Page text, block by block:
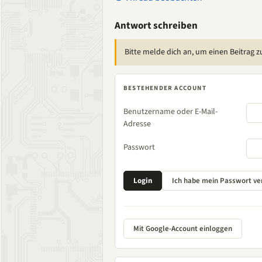
Antwort schreiben
Bitte melde dich an, um einen Beitrag
BESTEHENDER ACCOUNT
Benutzername oder E-Mail-
Adresse
Passwort
Mit Google-Account einloggen